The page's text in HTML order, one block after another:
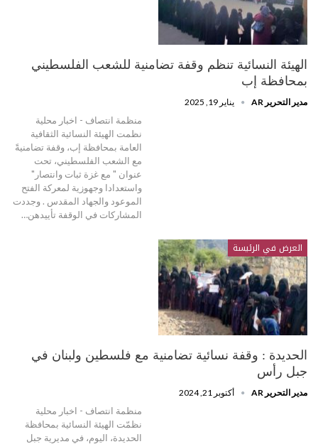
الهيئة النسائية تنظم وقفة تضامنية للشعب الفلسطيني
بمحافظة إب
مدير التحرير AR يناير 19, 2025
منظمة انتصاف - اخبار محلية
نظمت الهيئة النسائية الثقافية
العامة بمحافظة إب، وقفة تضامنيةً
مع الشعب الفلسطيني، تحت
عنوان " مع غزة ثبات وانتصار"
واستعدادا وجهوزية لمعركة الفتح
الموعود والجهاد المقدس . وجددت
المشاركات في الوقفة تأييدهن…
العرض في الرئيسة
الحديدة : وقفة نسائية تضامنية مع فلسطين ولبنان في
جبل رأس
مدير التحرير AR أكتوبر 21, 2024
منظمة انتصاف - اخبار محلية
نظمّت الهيئة النسائية بمحافظة
الحديدة، اليوم، في مديرية جبل